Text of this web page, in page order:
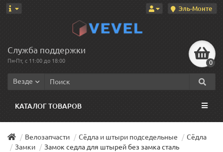
Эль-Монте
Служба поддержки
Пн-Пт, с 11:00 до 18:00 0
Везде
КАТАЛОГ ТОВАРОВ
Велозапчасти Сёдла и штыри подседельные
Сёдла
Замки
Замок седла для штырей без замка сталь